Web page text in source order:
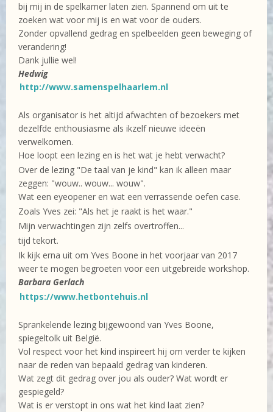
bij mij in de spelkamer laten zien. Spannend om uit te
zoeken wat voor mij is en wat voor de ouders.
Zonder opvallend gedrag en spelbeelden geen beweging of
verandering!
Dank jullie wel!
Hedwig
http://www.samenspelhaarlem.nl
Als organisator is het altijd afwachten of bezoekers met
dezelfde enthousiasme als ikzelf nieuwe ideeën
verwelkomen.
Hoe loopt een lezing en is het wat je hebt verwacht?
Over de lezing "De taal van je kind" kan ik alleen maar
zeggen: "wouw.. wouw... wouw".
Wat een eyeopener en wat een verrassende oefen case.
Zoals Yves zei: "Als het je raakt is het waar."
Mijn verwachtingen zijn zelfs overtroffen...
tijd tekort.
Ik kijk erna uit om Yves Boone in het voorjaar van 2017
weer te mogen begroeten voor een uitgebreide workshop.
Barbara Gerlach
https://www.hetbontehuis.nl
Sprankelende lezing bijgewoond van Yves Boone,
spiegeltolk uit België.
Vol respect voor het kind inspireert hij om verder te kijken
naar de reden van bepaald gedrag van kinderen.
Wat zegt dit gedrag over jou als ouder? Wat wordt er
gespiegeld?
Wat is er verstopt in ons wat het kind laat zien?